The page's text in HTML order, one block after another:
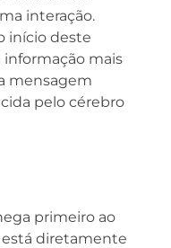
interação.
início deste
informação mais
mensagem
pelo cérebro
primeiro ao
diretamente